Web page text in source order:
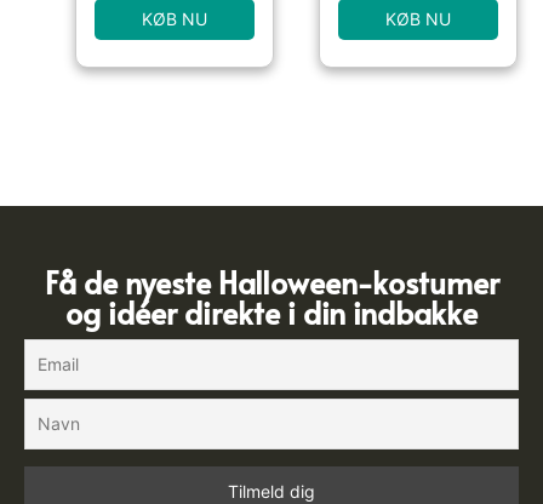
KØB NU KØB NU
Få de nyeste Halloween-kostumer
og idéer direkte i din indbakke